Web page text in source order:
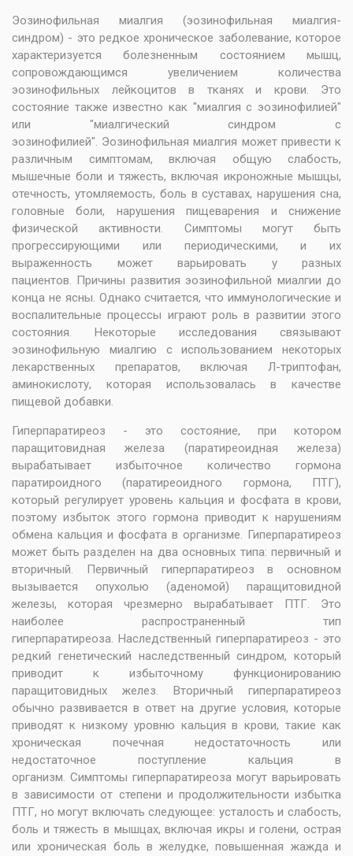
Эозинофильная миалгия (эозинофильная миалгия-
синдром) - это редкое хроническое заболевание, которое
характеризуется болезненным состоянием мышц,
сопровождающимся увеличением количества
эозинофильных лейкоцитов в тканях и крови. Это
состояние также известно как "миалгия с эозинофилией"
или "миалгический синдром с
эозинофилией". Эозинофильная миалгия может привести к
различным симптомам, включая общую слабость,
мышечные боли и тяжесть, включая икроножные мышцы,
отечность, утомляемость, боль в суставах, нарушения сна,
головные боли, нарушения пищеварения и снижение
физической активности. Симптомы могут быть
прогрессирующими или периодическими, и их
выраженность может варьировать у разных
пациентов. Причины развития эозинофильной миалгии до
конца не ясны. Однако считается, что иммунологические и
воспалительные процессы играют роль в развитии этого
состояния. Некоторые исследования связывают
эозинофильную миалгию с использованием некоторых
лекарственных препаратов, включая Л-триптофан,
аминокислоту, которая использовалась в качестве
пищевой добавки.
Гиперпаратиреоз - это состояние, при котором
паращитовидная железа (паратиреоидная железа)
вырабатывает избыточное количество гормона
паратироидного (паратиреоидного гормона, ПТГ),
который регулирует уровень кальция и фосфата в крови,
поэтому избыток этого гормона приводит к нарушениям
обмена кальция и фосфата в организме. Гиперпаратиреоз
может быть разделен на два основных типа: первичный и
вторичный. Первичный гиперпаратиреоз в основном
вызывается опухолью (аденомой) паращитовидной
железы, которая чрезмерно вырабатывает ПТГ. Это
наиболее распространенный тип
гиперпаратиреоза. Наследственный гиперпаратиреоз - это
редкий генетический наследственный синдром, который
приводит к избыточному функционированию
паращитовидных желез. Вторичный гиперпаратиреоз
обычно развивается в ответ на другие условия, которые
приводят к низкому уровню кальция в крови, такие как
хроническая почечная недостаточность или
недостаточное поступление кальция в
организм. Симптомы гиперпаратиреоза могут варьировать
в зависимости от степени и продолжительности избытка
ПТГ, но могут включать следующее: усталость и слабость,
боль и тяжесть в мышцах, включая икры и голени, острая
или хроническая боль в желудке, повышенная жажда и